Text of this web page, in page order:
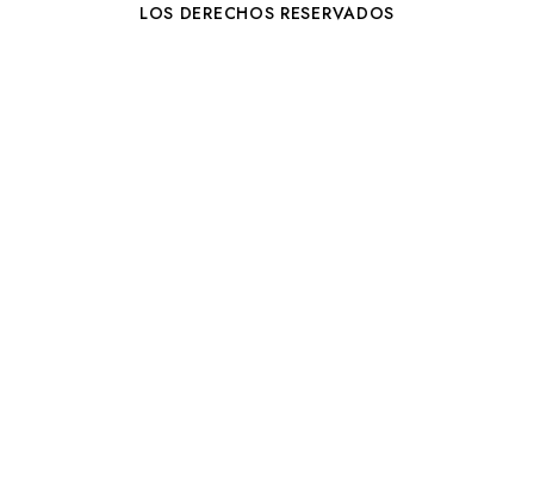
LOS DERECHOS RESERVADOS